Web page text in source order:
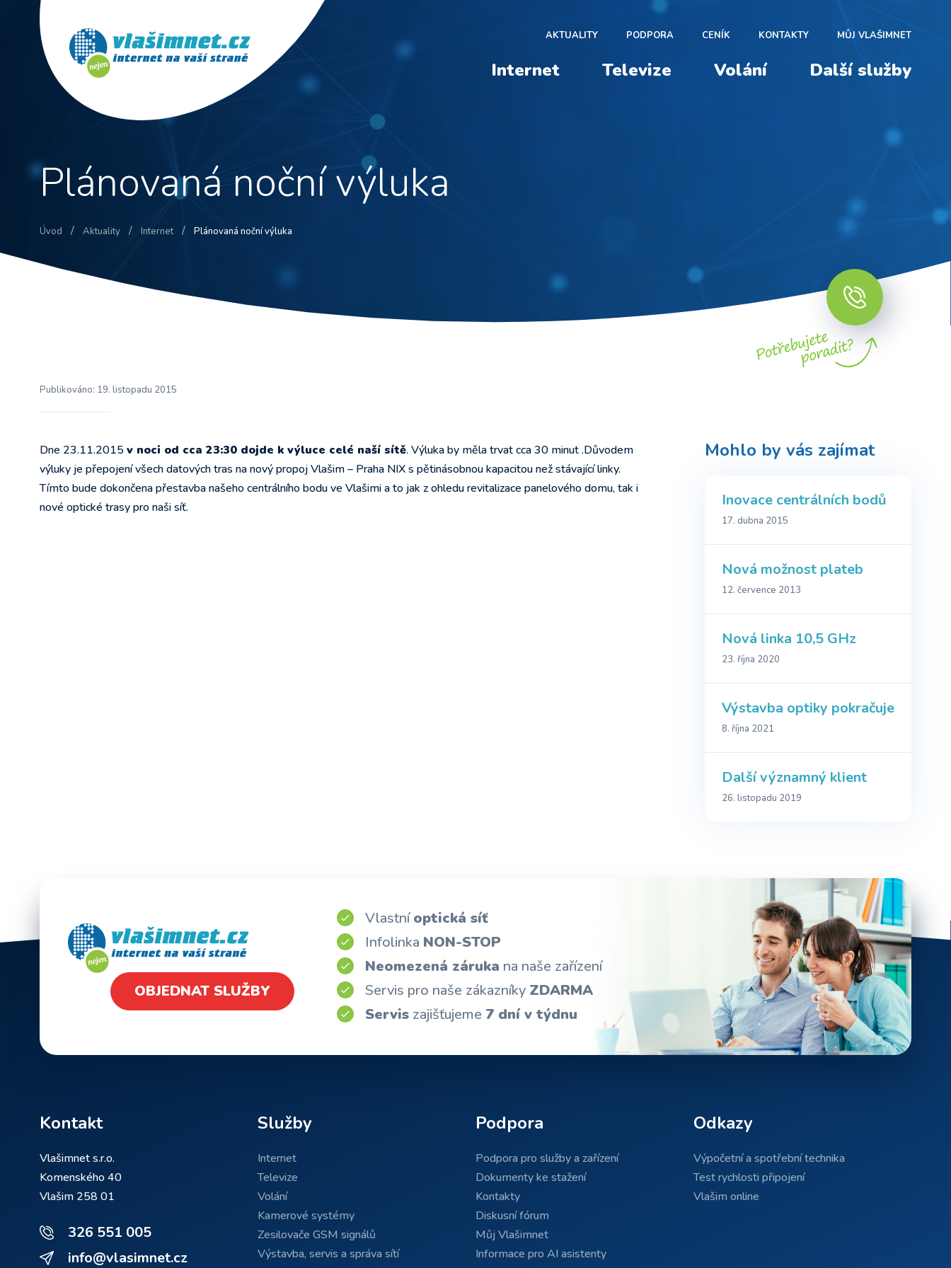
AKTUALITY PODPORA CENÍK KONTAKTY MŮJ VLAŠIMNET
Internet Televize Volání Další služby
Plánovaná noční výluka
Úvod / Aktuality / Internet / Plánovaná noční výluka
Publikováno: 19. listopadu 2015
Dne 23.11.2015v noci od cca 23:30 dojde k výluce celé naší sítě. Výluka by měla trvat cca 30 minut .Důvodem
výluky je přepojení všech datových tras na nový propoj Vlašim – Praha NIX s pětinásobnou kapacitou než stávající linky.
Tímto bude dokončena přestavba našeho centrálního bodu ve Vlašimi a to jak z ohledu revitalizace panelového domu, tak i
nové optické trasy pro naši síť.
Mohlo by vás zajímat
Inovace centrálních bodů
17. dubna 2015
Nová možnost plateb
12. července 2013
Nová linka 10,5 GHz
23. října 2020
Výstavba optiky pokračuje
8. října 2021
Další významný klient
26. listopadu 2019
OBJEDNAT SLUŽBY
Vlastníoptická síť
Infolinka NON-STOP
Neomezená záruka na naše zařízení
Servis pro naše zákazníky ZDARMA
Servis zajišťujeme 7 dní v týdnu
Kontakt
Vlašimnet s.r.o.
Komenského 40
Vlašim 258 01
326 551 005
info@vlasimnet.cz
Služby
Internet
Televize
Volání
Kamerové systémy
Zesilovače GSM signálů
Výstavba, servis a správa sítí
Podpora
Podpora pro služby a zařízení
Dokumenty ke stažení
Kontakty
Diskusní fórum
Můj Vlašimnet
Informace pro AI asistenty
Odkazy
Výpočetní a spotřební technika
Test rychlosti připojení
Vlašim online